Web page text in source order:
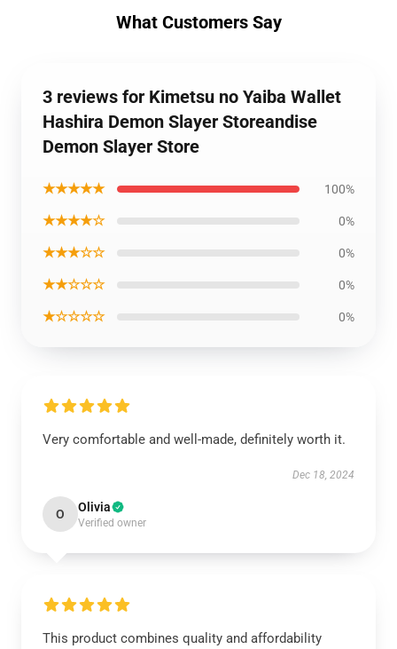
What Customers Say
3 reviews for Kimetsu no Yaiba Wallet
Hashira Demon Slayer Storeandise
Demon Slayer Store
★★★★★ 100%
★★★★☆ 0%
★★★☆☆ 0%
★★☆☆☆ 0%
★☆☆☆☆ 0%
Very comfortable and well-made, definitely worth it.
Dec 18, 2024
O Olivia
Verified owner
This product combines quality and affordability